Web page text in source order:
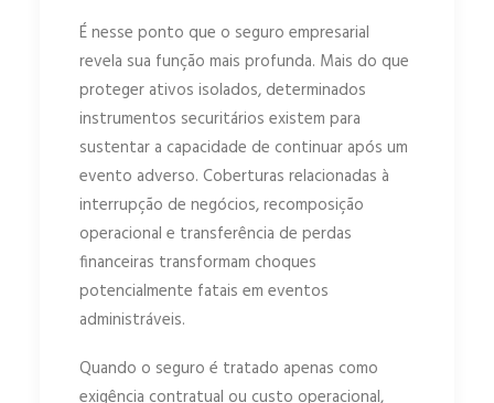
É nesse ponto que o seguro empresarial
revela sua função mais profunda. Mais do que
proteger ativos isolados, determinados
instrumentos securitários existem para
sustentar a capacidade de continuar após um
evento adverso. Coberturas relacionadas à
interrupção de negócios, recomposição
operacional e transferência de perdas
financeiras transformam choques
potencialmente fatais em eventos
administráveis.
Quando o seguro é tratado apenas como